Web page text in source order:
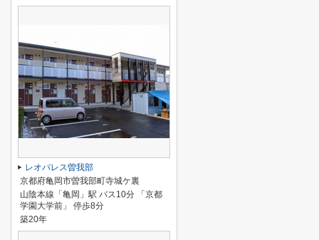
レオパレス曽我部
京都府亀岡市曽我部町寺城ケ裏
山陰本線「亀岡」駅 バス10分 「京都
学園大学前」 停歩8分
築20年